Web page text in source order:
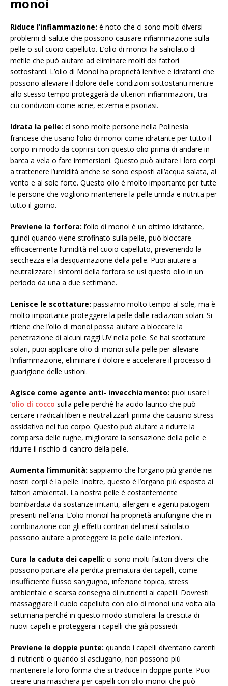
Riduce l’infiammazione: è noto che ci sono molti diversi
problemi di salute che possono causare infiammazione sulla
pelle o sul cuoio capelluto. L’olio di monoi ha salicilato di
metile che può aiutare ad eliminare molti dei fattori
sottostanti. L’olio di Monoi ha proprietà lenitive e idratanti che
possono alleviare il dolore delle condizioni sottostanti mentre
allo stesso tempo proteggerà da ulteriori infiammazioni, tra
cui condizioni come acne, eczema e psoriasi.
Idrata la pelle: ci sono molte persone nella Polinesia
francese che usano l’olio di monoi come idratante per tutto il
corpo in modo da coprirsi con questo olio prima di andare in
barca a vela o fare immersioni. Questo può aiutare i loro corpi
a trattenere l’umidità anche se sono esposti all’acqua salata, al
vento e al sole forte. Questo olio è molto importante per tutte
le persone che vogliono mantenere la pelle umida e nutrita per
tutto il giorno.
Previene la forfora: l’olio di monoi è un ottimo idratante,
quindi quando viene strofinato sulla pelle, può bloccare
efficacemente l’umidità nel cuoio capelluto, prevenendo la
secchezza e la desquamazione della pelle. Puoi aiutare a
neutralizzare i sintomi della forfora se usi questo olio in un
periodo da una a due settimane.
Lenisce le scottature: passiamo molto tempo al sole, ma è
molto importante proteggere la pelle dalle radiazioni solari. Si
ritiene che l’olio di monoi possa aiutare a bloccare la
penetrazione di alcuni raggi UV nella pelle. Se hai scottature
solari, puoi applicare olio di monoi sulla pelle per alleviare
l’infiammazione, eliminare il dolore e accelerare il processo di
guarigione delle ustioni.
Agisce come agente anti- invecchiamento: puoi usare l
‘olio di cocco sulla pelle perché ha acido laurico che può
cercare i radicali liberi e neutralizzarli prima che causino stress
ossidativo nel tuo corpo. Questo può aiutare a ridurre la
comparsa delle rughe, migliorare la sensazione della pelle e
ridurre il rischio di cancro della pelle.
Aumenta l’immunità: sappiamo che l’organo più grande nei
nostri corpi è la pelle. Inoltre, questo è l’organo più esposto ai
fattori ambientali. La nostra pelle è costantemente
bombardata da sostanze irritanti, allergeni e agenti patogeni
presenti nell’aria. L’olio monoil ha proprietà antifungine che in
combinazione con gli effetti contrari del metil salicilato
possono aiutare a proteggere la pelle dalle infezioni.
Cura la caduta dei capelli: ci sono molti fattori diversi che
possono portare alla perdita prematura dei capelli, come
insufficiente flusso sanguigno, infezione topica, stress
ambientale e scarsa consegna di nutrienti ai capelli. Dovresti
massaggiare il cuoio capelluto con olio di monoi una volta alla
settimana perché in questo modo stimolerai la crescita di
nuovi capelli e proteggerai i capelli che già possiedi.
Previene le doppie punte: quando i capelli diventano carenti
di nutrienti o quando si asciugano, non possono più
mantenere la loro forma che si traduce in doppie punte. Puoi
creare una maschera per capelli con olio monoi che può